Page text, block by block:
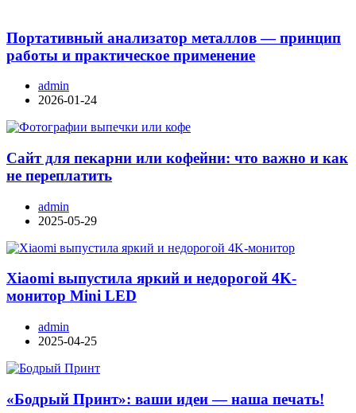
Портативный анализатор металлов — принцип
работы и практическое применение
admin
2026-01-24
Сайт для пекарни или кофейни: что важно и как
не переплатить
admin
2025-05-29
Xiaomi выпустила яркий и недорогой 4K-
монитор Mini LED
admin
2025-04-25
«Бодрый Принт»: ваши идеи — наша печать!